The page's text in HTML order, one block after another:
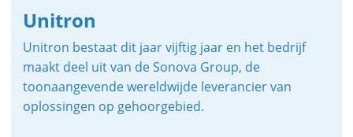
Unitron
Unitron bestaat dit jaar vijftig jaar en het bedrijf
maakt deel uit van de Sonova Group, de
toonaangevende wereldwijde leverancier van
oplossingen op gehoorgebied.